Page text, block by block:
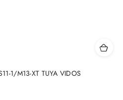
1/M13-XT TUYA VIDOS